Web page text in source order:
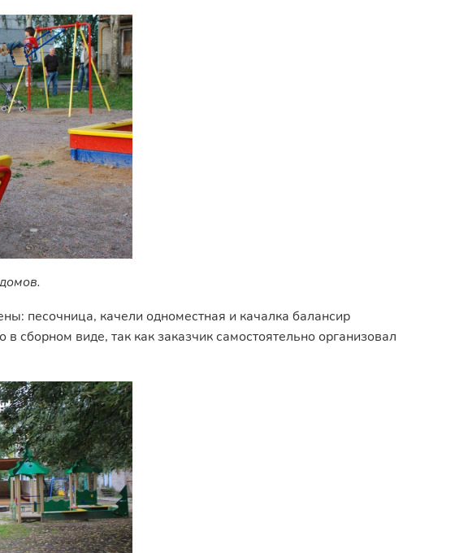
песочница, качели одноместная и качалка балансир
сборном виде, так как заказчик самостоятельно организовал